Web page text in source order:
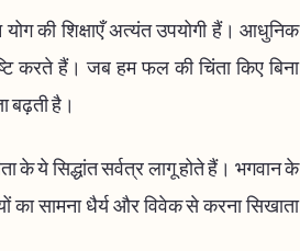
की शिक्षाएँ अत्यंत उपयोगी हैं। आधुनिक
करते हैं। जब हम फल की चिंता किए बिना
बढ़ती है।
के ये सिद्धांत सर्वत्र लागू होते हैं। भगवान के
का सामना धैर्य और विवेक से करना सिखाता